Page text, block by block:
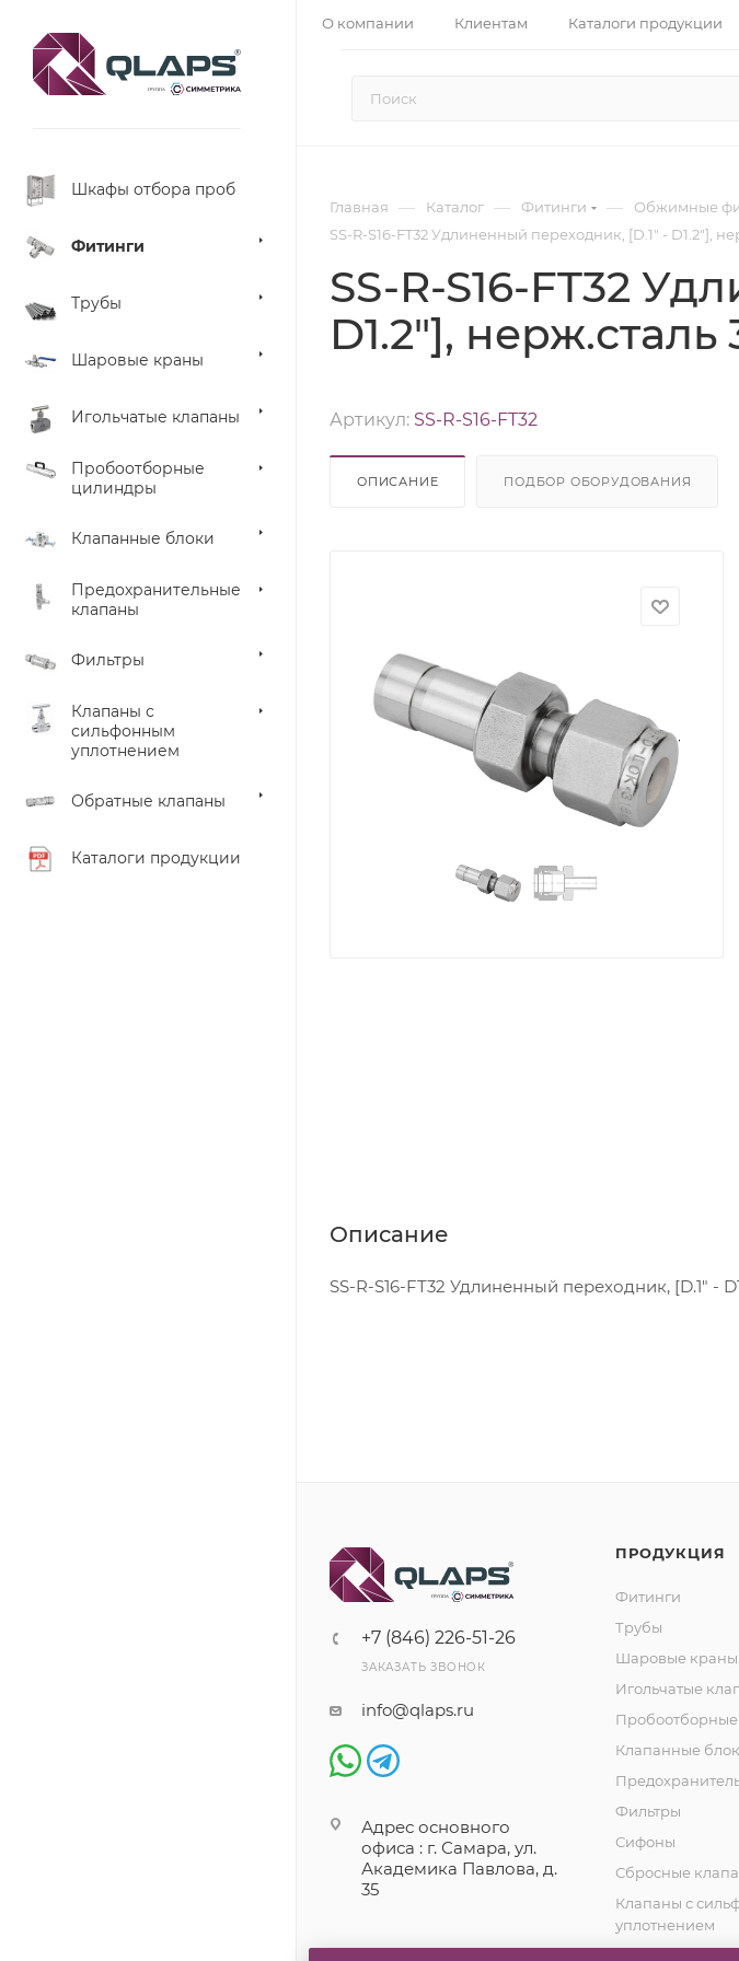
О компании Клиентам Каталоги продукции
Шкафы отбора проб
Фитинги
Трубы
Шаровые краны
Игольчатые клапаны
Пробоотборные
цилиндры
Клапанные блоки
Предохранительные
клапаны
Фильтры
Клапаны с
сильфонным
уплотнением
Обратные клапаны
Каталоги продукции
Главная — Каталог — Фитинги — Обжимные
SS-R-S16-FT32 Удлиненный переходник, [D.1" - D1.2"],
SS-R-S16-FT32
D1.2"], нерж.сталь
Артикул: SS-R-S16-FT32
ОПИСАНИЕ ПОДБОР ОБОРУДОВАНИЯ
Описание
SS-R-S16-FT32 Удлиненный переходник, [D.1" -
+7 (846) 226-51-26
ЗАКАЗАТЬ ЗВОНОК
info@qlaps.ru
Адрес основного
офиса : г. Самара, ул.
Академика Павлова, д.
35
ПРОДУКЦИЯ
Фитинги
Трубы
Шаровые краны
Игольчатые
Клапанные
Фильтры
Сифоны
Сбросные
Клапаны с
уплотнением